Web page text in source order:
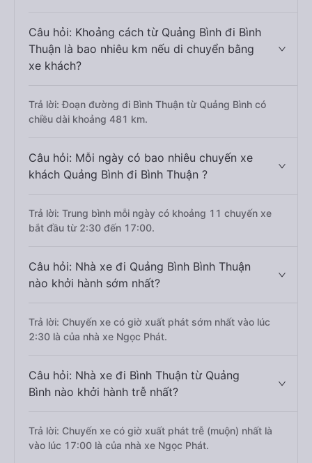
Câu hỏi: Khoảng cách từ Quảng Bình đi Bình
Thuận là bao nhiêu km nếu di chuyển bằng
xe khách?
Trả lời: Đoạn đường đi Bình Thuận từ Quảng Bình có
chiều dài khoảng 481 km.
Câu hỏi: Mỗi ngày có bao nhiêu chuyến xe
khách Quảng Bình đi Bình Thuận ?
Trả lời: Trung bình mỗi ngày có khoảng 11 chuyến xe
bắt đầu từ 2:30 đến 17:00.
Câu hỏi: Nhà xe đi Quảng Bình Bình Thuận
nào khởi hành sớm nhất?
Trả lời: Chuyến xe có giờ xuất phát sớm nhất vào lúc
2:30 là của nhà xe Ngọc Phát.
Câu hỏi: Nhà xe đi Bình Thuận từ Quảng
Bình nào khởi hành trễ nhất?
Trả lời: Chuyến xe có giờ xuất phát trễ (muộn) nhất là
vào lúc 17:00 là của nhà xe Ngọc Phát.